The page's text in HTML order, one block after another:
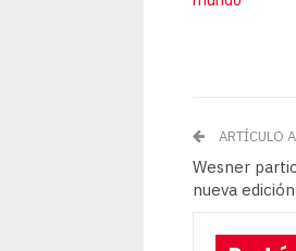
ARTÍCULO
Wesner
nueva